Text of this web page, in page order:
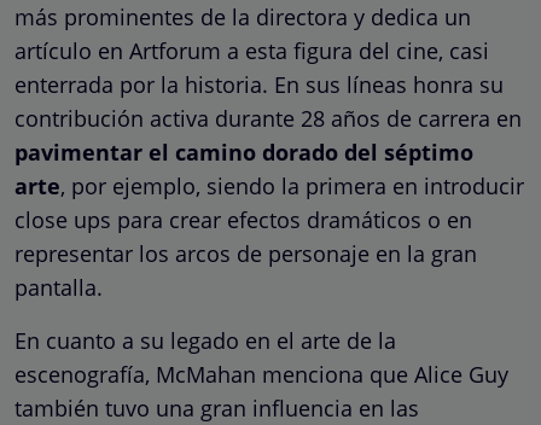
más prominentes de la directora y dedica un
artículo en Artforum a esta figura del cine, casi
enterrada por la historia. En sus líneas honra su
contribución activa durante 28 años de carrera en
pavimentar el camino dorado del séptimo
arte, por ejemplo, siendo la primera en introducir
close ups para crear efectos dramáticos o en
representar los arcos de personaje en la gran
pantalla.
En cuanto a su legado en el arte de la
escenografía, McMahan menciona que Alice Guy
también tuvo una gran influencia en las